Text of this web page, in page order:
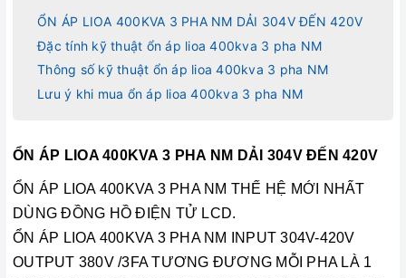
ỔN ÁP LIOA 400KVA 3 PHA NM DẢI 304V ĐẾN 420V
Đặc tính kỹ thuật ổn áp lioa 400kva 3 pha NM
Thông số kỹ thuật ổn áp lioa 400kva 3 pha NM
Lưu ý khi mua ổn áp lioa 400kva 3 pha NM
ỔN ÁP LIOA 400KVA 3 PHA NM DẢI 304V ĐẾN 420V
ỔN ÁP LIOA 400KVA 3 PHA NM THẾ HỆ MỚI NHẤT
DÙNG ĐỒNG HỒ ĐIỆN TỬ LCD.
ỔN ÁP LIOA 400KVA 3 PHA NM INPUT 304V-420V
OUTPUT 380V /3FA TƯƠNG ĐƯƠNG MỖI PHA LÀ 1